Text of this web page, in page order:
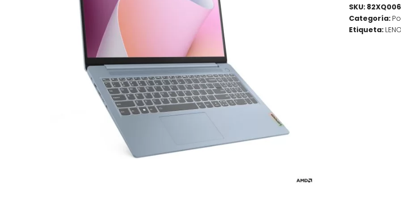
SKU:
Categoría:
Etiqueta: